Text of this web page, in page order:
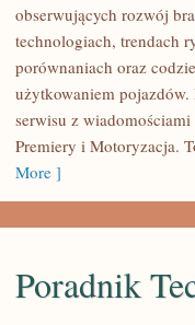
ELEKTRYCZNA
REWOLUCJA
obserwujących rozwój
technologiach, trendach
porównaniach oraz
użytkowaniem
serwisu z
Premiery i Motoryzacja.
More ]
Poradnik